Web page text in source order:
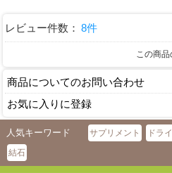
レビュー件数： 8件
この商品
商品についてのお問い合わせ
お気に入りに登録
人気キーワード サプリメント ドラ
結石